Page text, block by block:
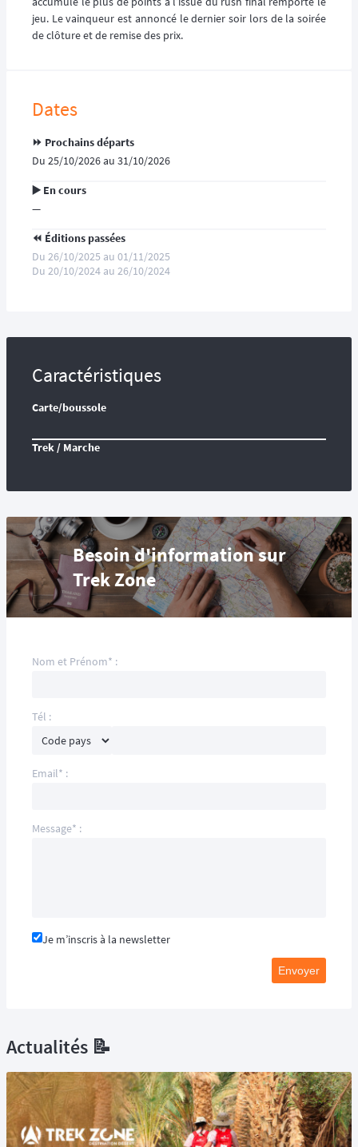
jeu. Le vainqueur est annoncé le dernier soir lors de la soirée
de clôture et de remise des prix.
Dates
⏩️ Prochains départs
Du 25/10/2026 au 31/10/2026
▶️ En cours
—
⏪️ Éditions passées
Du 26/10/2025 au 01/11/2025
Du 20/10/2024 au 26/10/2024
Caractéristiques
Carte/boussole
Trek / Marche
Besoin d'information sur
Trek Zone
Nom et Prénom* :
Tél :
Email* :
Message* :
Je m’inscris à la newsletter
Envoyer
Actualités 📝